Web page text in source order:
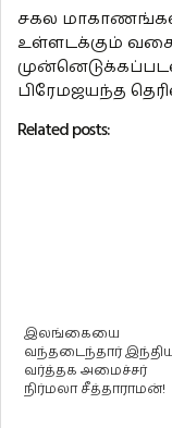
சகல
உள்ளடக்கும்
பிரேமஜயந்த
Related posts:
இலங்கையை
வந்தடைந்தார்
வர்த்தக அமைச்சர்
நிர்மலா சீத்தாராமன்!